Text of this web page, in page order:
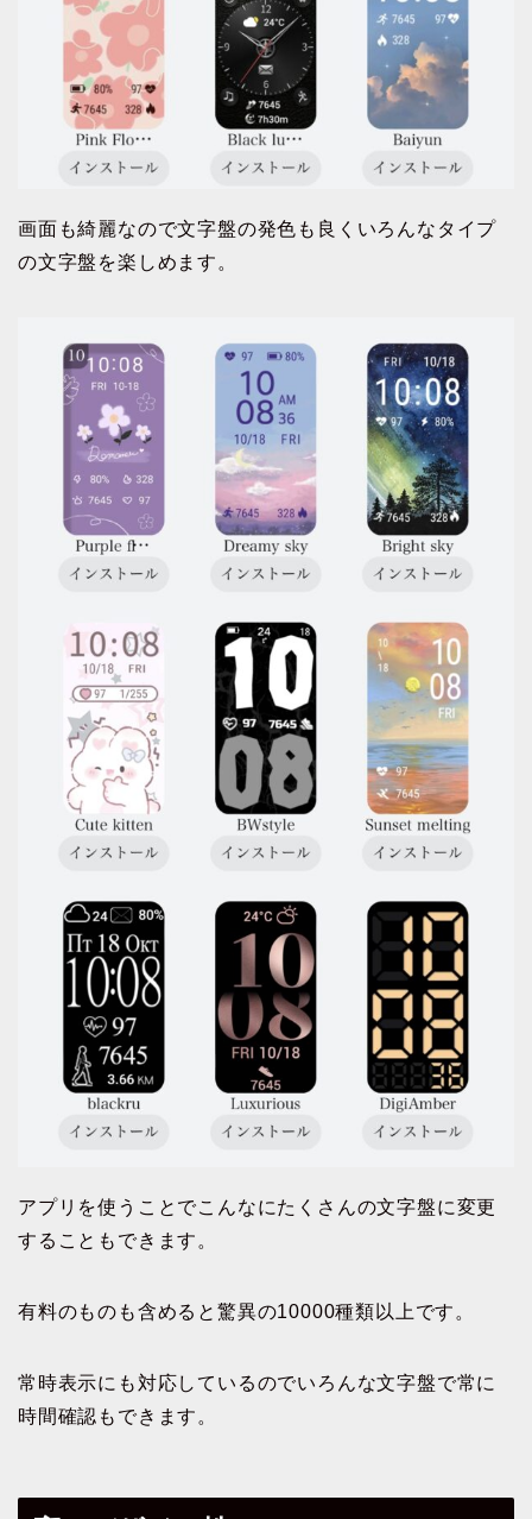
画面も綺麗なので文字盤の発色も良くいろんなタイプ
の文字盤を楽しめます。
アプリを使うことでこんなにたくさんの文字盤に変更
することもできます。
有料のものも含めると驚異の10000種類以上です。
常時表示にも対応しているのでいろんな文字盤で常に
時間確認もできます。